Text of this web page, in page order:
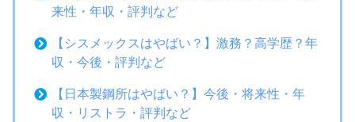
来性・年収・評判など
【シスメックスはやばい？】激務？高学歴？年
収・今後・評判など
【日本製鋼所はやばい？】今後・将来性・年
収・リストラ・評判など